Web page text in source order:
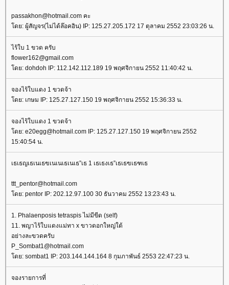
passakhon@hotmail.com คะ
ดย: ผู้สัญจร(ไม่ได้ล๊อคอิน) IP: 125.27.205.172 17 ตุลาคม 2552 23:03:26 น.
ไร้ใบ 1 ขวด ครับ
flower162@gmail.com
ดย: dohdoh IP: 112.142.112.189 19 พฤศจิกายน 2552 11:40:42 น.
จองไร้ใบแดง 1 ขวดจ้า
ดย: เกษม IP: 125.27.127.150 19 พฤศจิกายน 2552 15:36:33 น.
จองไร้ใบแดง 1 ขวดจ้า
ดย: e20egg@hotmail.com IP: 125.27.127.150 19 พฤศจิกายน 2552
15:40:54 น.
เธเธญเธเนเธฃเนเนเธเนเธ”เธ 1 เธเธงเธ”เธเธฃเธฑเธ
ttt_pentor@hotmail.com
ดย: pentor IP: 202.12.97.100 30 ธันวาคม 2552 13:23:43 น.
1. Phalaenposis tetraspis ไม่มีขีด (self)
11. พญาไร้ใบแดงแม่ทา x ขาวดอกใหญ่ใต้
อย่างละขวดครับ
P_Sombat1@hotmail.com
ดย: sombat1 IP: 203.144.144.164 8 กุมภาพันธ์ 2553 22:47:23 น.
จองรายการที่